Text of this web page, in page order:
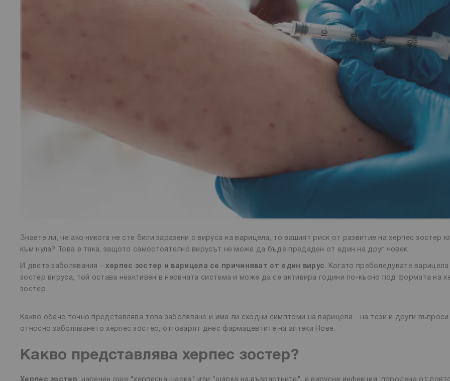
Знаете ли, че ако никога не сте били заразени с вируса на варицела, то вашият риск от развитие на херпес зостер
към нула? Това е така, защото самостоятелно вирусът не може да бъде предаден от един на друг човек.
И двете заболявания - херпес зостер и варицела се причиняват от един вирус . Когато преболедувате варицела
зостер вируса, той остава неактивен в нервната система и може да се активира години по-късно под формата на
зостер.
Какво обаче точно представлява това заболяване и има ли сходни симптоми на варицела - на тези и други въпроси
относно заболяването херпес зостер, отговарят днес фармацевтите на аптеки Нове.
Какво представлява херпес зостер?
Херпес зостер , наречен още "херпесна шарка" или "шарка на възрастните", е вирусна инфекция, породена от